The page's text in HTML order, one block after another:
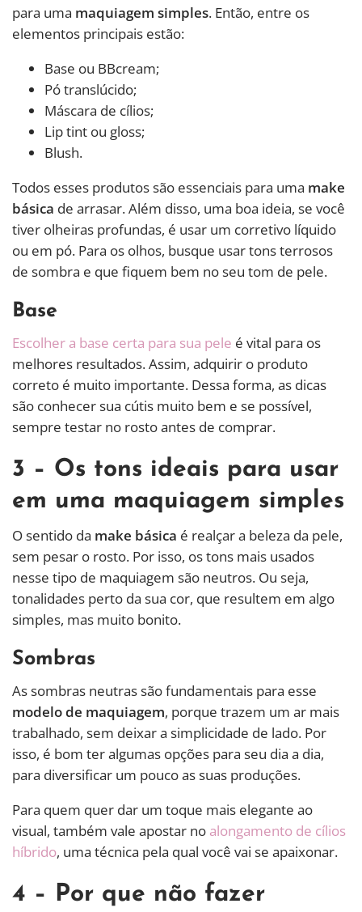
para uma maquiagem simples. Então, entre os
elementos principais estão:
Base ou BBcream;
Pó translúcido;
Máscara de cílios;
Lip tint ou gloss;
Blush.
Todos esses produtos são essenciais para uma make
básica de arrasar. Além disso, uma boa ideia, se você
tiver olheiras profundas, é usar um corretivo líquido
ou em pó. Para os olhos, busque usar tons terrosos
de sombra e que fiquem bem no seu tom de pele.
Base
Escolher a base certa para sua pele é vital para os
melhores resultados. Assim, adquirir o produto
correto é muito importante. Dessa forma, as dicas
são conhecer sua cútis muito bem e se possível,
sempre testar no rosto antes de comprar.
3 – Os tons ideais para usar
em uma maquiagem simples
O sentido da make básica é realçar a beleza da pele,
sem pesar o rosto. Por isso, os tons mais usados
nesse tipo de maquiagem são neutros. Ou seja,
tonalidades perto da sua cor, que resultem em algo
simples, mas muito bonito.
Sombras
As sombras neutras são fundamentais para esse
modelo de maquiagem, porque trazem um ar mais
trabalhado, sem deixar a simplicidade de lado. Por
isso, é bom ter algumas opções para seu dia a dia,
para diversificar um pouco as suas produções.
Para quem quer dar um toque mais elegante ao
visual, também vale apostar no alongamento de cílios
híbrido, uma técnica pela qual você vai se apaixonar.
4 – Por que não fazer